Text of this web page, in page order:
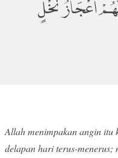
اَعْجَازُ نَخْلٍ
Allah menimpakan angin itu
delapan hari terus-menerus;